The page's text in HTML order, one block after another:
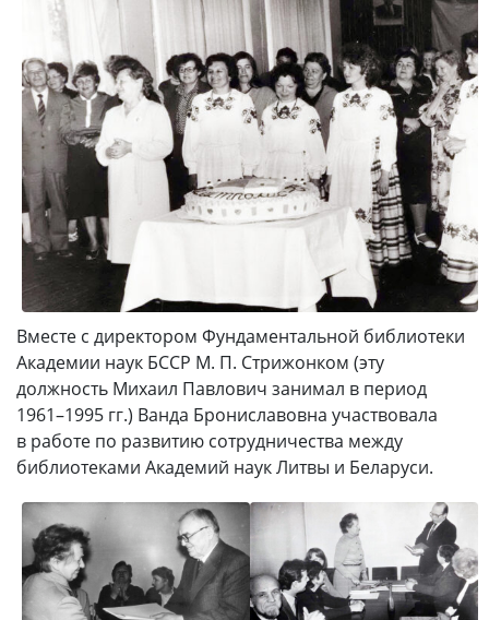
Вместе с директором Фундаментальной библиотеки
Академии наук БССР М. П. Стрижонком (эту
должность Михаил Павлович занимал в период
1961–1995 гг.) Ванда Брониславовна участвовала
в работе по развитию сотрудничества между
библиотеками Академий наук Литвы и Беларуси.